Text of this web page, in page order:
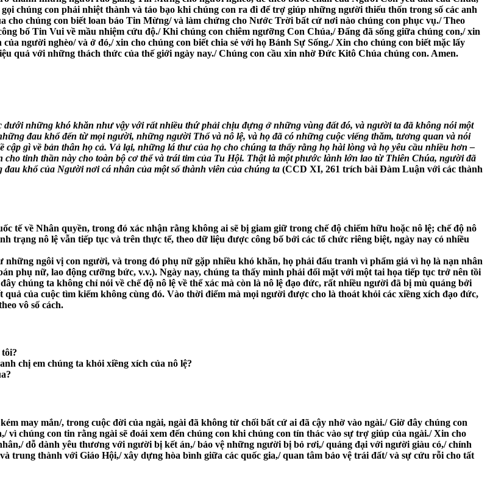
chúng con phải nhiệt thành và táo bạo khi chúng con ra đi để trợ giúp những người thiếu thốn trong số các anh
chúng con biết loan báo Tin Mừng/ và làm chứng cho Nước Trời bất cứ nơi nào chúng con phục vụ./ Theo
bố Tin Vui về mầu nhiệm cứu độ./ Khi chúng con chiêm ngưỡng Con Chúa,/ Đấng đã sống giữa chúng con,/ xin
người nghèo/ và ở đó,/ xin cho chúng con biết chia sẻ với họ Bánh Sự Sống./ Xin cho chúng con biết mặc lấy
quả với những thách thức của thế giới ngày nay./ Chúng con cầu xin nhờ Đức Kitô Chúa chúng con. Amen.
những khó khăn như vậy với rất nhiều thứ phải chịu đựng ở những vùng đất đó, và người ta đã không nói một
đau khổ đến từ mọi người, những người Thổ và nô lệ, và họ đã có những cuộc viếng thăm, tương quan và nói
gì về bản thân họ cả. Vả lại, những lá thư của họ cho chúng ta thấy rằng họ hài lòng và họ yêu cầu nhiều hơn –
tinh thần này cho toàn bộ cơ thể và trái tim của Tu Hội. Thật là một phước lành lớn lao từ Thiên Chúa, người đã
khổ của Người nơi cá nhân của một số thành viên của chúng ta (CCD XI, 261 trích bài Đàm Luận với các thành
tế về Nhân quyền, trong đó xác nhận rằng không ai sẽ bị giam giữ trong chế độ chiếm hữu hoặc nô lệ; chế độ nô
trạng nô lệ vẫn tiếp tục và trên thực tế, theo dữ liệu được công bố bởi các tổ chức riêng biệt, ngày nay có nhiều
ngôi vị con người, và trong đó phụ nữ gặp nhiều khó khăn, họ phải đấu tranh vì phẩm giá vì họ là nạn nhân
phụ nữ, lao động cưỡng bức, v.v.). Ngày nay, chúng ta thấy mình phải đối mặt với một tai họa tiếp tục trở nên tồi
chúng ta không chỉ nói về chế độ nô lệ về thể xác mà còn là nô lệ đạo đức, rất nhiều người đã bị mù quáng bởi
của cuộc tìm kiếm không cùng đó. Vào thời điểm mà mọi người được cho là thoát khỏi các xiềng xích đạo đức,
vô số cách.
chị em chúng ta khỏi xiềng xích của nô lệ?
may mắn/, trong cuộc đời của ngài, ngài đã không từ chối bất cứ ai đã cậy nhờ vào ngài./ Giờ đây chúng con
chúng con tin rằng ngài sẽ đoái xem đến chúng con khi chúng con tín thác vào sự trợ giúp của ngài./ Xin cho
dỗ dành yêu thương với người bị kết án,/ bảo vệ những người bị bỏ rơi,/ quảng đại với người giàu có,/ chính
trung thành với Giáo Hội,/ xây dựng hòa bình giữa các quốc gia,/ quan tâm bảo vệ trái đất/ và sự cứu rỗi cho tất